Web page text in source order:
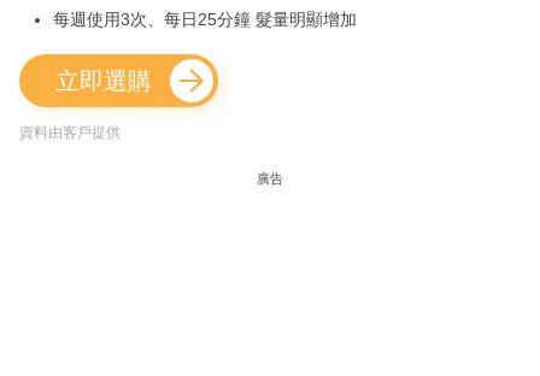
每週使用3次、每日25分鐘 髮量明顯增加
立即選購
資料由客戶提供
廣告